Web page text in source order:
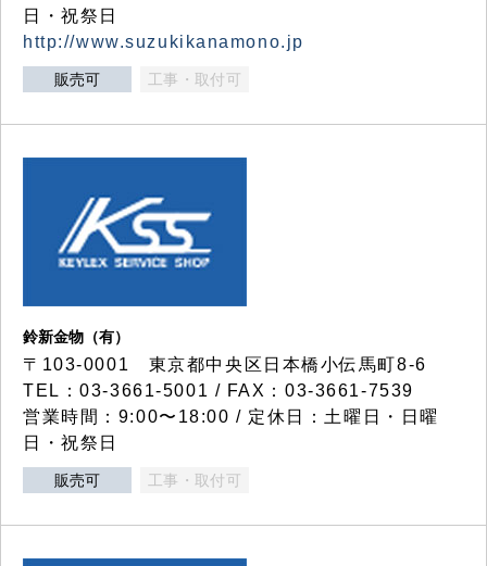
日・祝祭日
http://www.suzukikanamono.jp
販売可 工事・取付可
鈴新金物（有）
〒103-0001 東京都中央区日本橋小伝馬町8-6
TEL：03-3661-5001 / FAX：03-3661-7539
営業時間：9:00〜18:00 / 定休日：土曜日・日曜
日・祝祭日
販売可 工事・取付可